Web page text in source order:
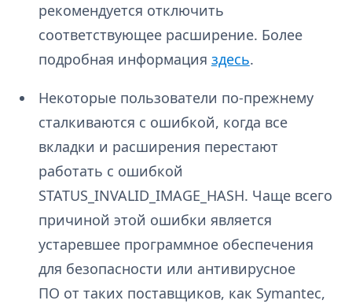
рекомендуется отключить
соответствующее расширение. Более
подробная информация здесь.
Некоторые пользователи по-прежнему
сталкиваются с ошибкой, когда все
вкладки и расширения перестают
работать с ошибкой
STATUS_INVALID_IMAGE_HASH. Чаще всего
причиной этой ошибки является
устаревшее программное обеспечения
для безопасности или антивирусное
ПО от таких поставщиков, как Symantec,